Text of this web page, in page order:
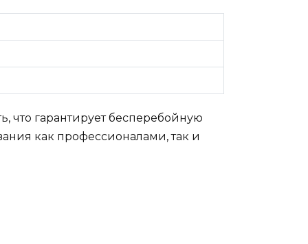
гарантирует бесперебойную
как профессионалами, так и